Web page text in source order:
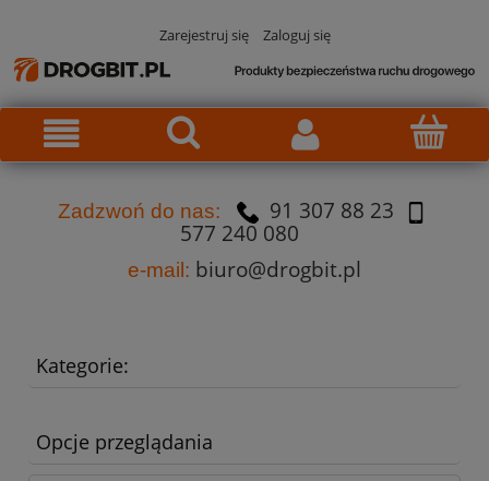
Zarejestruj się Zaloguj się
Zadzwoń do nas:
91 307 88 23
577 240 080
e-mail: biuro@drogbit.pl
Kategorie:
Opcje przeglądania